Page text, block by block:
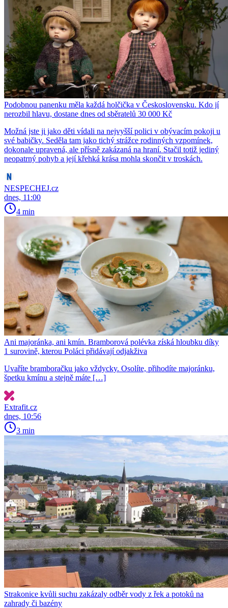
Podobnou panenku měla každá holčička v Československu. Kdo jí
nerozbil hlavu, dostane dnes od sběratelů 30 000 Kč
Možná jste ji jako děti vídali na nejvyšší polici v obývacím pokoji u
své babičky. Seděla tam jako tichý strážce rodinných vzpomínek,
dokonale upravená, ale přísně zakázaná na hraní. Stačil totiž jediný
neopatrný pohyb a její křehká krása mohla skončit v troskách.
NESPECHEJ.cz
dnes, 11:00
4 min
Ani majoránka, ani kmín. Bramborová polévka získá hloubku díky
1 surovině, kterou Poláci přidávají odjakživa
Uvaříte bramboračku jako vždycky. Osolíte, přihodíte majoránku,
špetku kmínu a stejně máte […]
Extrafit.cz
dnes, 10:56
3 min
Strakonice kvůli suchu zakázaly odběr vody z řek a potoků na
zahrady či bazény